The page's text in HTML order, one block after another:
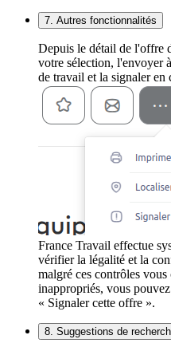
7. Autres fonctionnalités
Depuis le détail de l'offre
votre sélection, l'envoyer
de travail et la signaler en
France Travail effectue
vérifier la légalité et la
malgré ces contrôles vous
inappropriés, vous
« Signaler cette offre ».
8. Suggestions de